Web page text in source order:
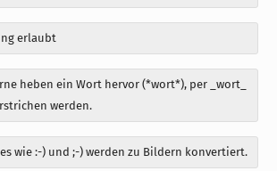
erlaubt
heben ein Wort hervor (*wort*), per _wort_
werden.
wie :-) und ;-) werden zu Bildern konvertiert.